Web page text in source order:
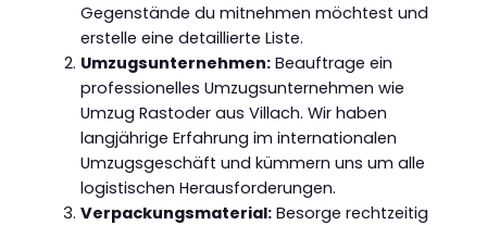
Gegenstände du mitnehmen möchtest und
erstelle eine detaillierte Liste.
Umzugsunternehmen:Beauftrage ein
professionelles Umzugsunternehmen wie
Umzug Rastoder aus Villach. Wir haben
langjährige Erfahrung im internationalen
Umzugsgeschäft und kümmern uns um alle
logistischen Herausforderungen.
Verpackungsmaterial:Besorge rechtzeitig